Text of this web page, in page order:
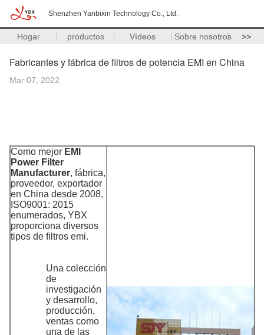
Shenzhen Yanbixin Technology Co., Ltd.
Hogar productos Vídeos Sobre nosotros >>
Fabricantes y fábrica de filtros de potencia EMI en China
Mar 07, 2022
Como mejor EMI
Power Filter
Manufacturer, fábrica,
proveedor, exportador
en China desde 2008,
ISO9001: 2015
enumerados, YBX
proporciona diversos
tipos de filtros emi.
Una colección
de
investigación
y desarrollo,
producción,
ventas como
una de las